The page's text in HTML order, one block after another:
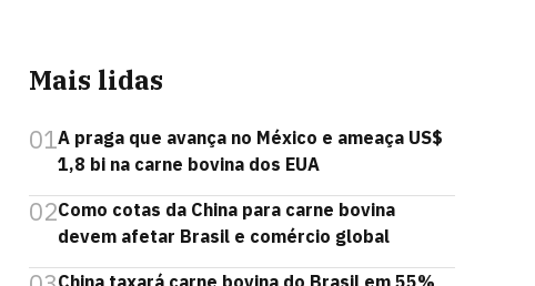
Mais lidas
01A praga que avança no México e ameaça US$
1,8 bi na carne bovina dos EUA
02Como cotas da China para carne bovina
devem afetar Brasil e comércio global
China taxará carne bovina do Brasil em 55%